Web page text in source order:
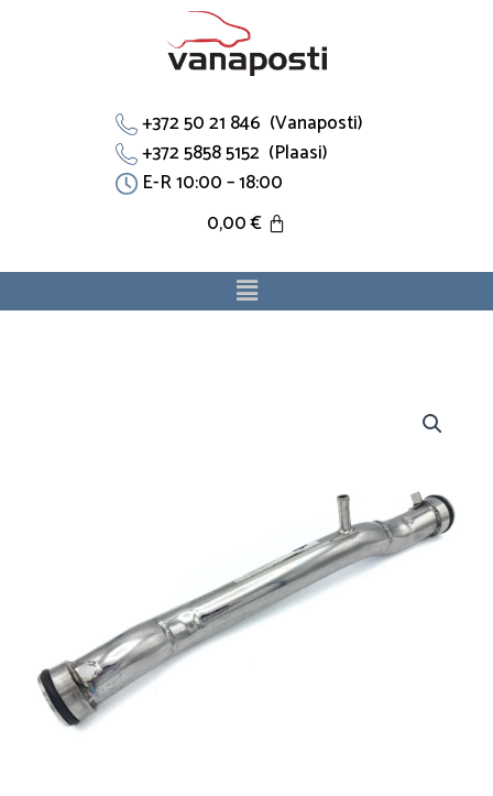
+372 50 21 846 (Vanaposti)
+372 5858 5152 (Plaasi)
E-R 10:00 – 18:00
0,00€
Menu